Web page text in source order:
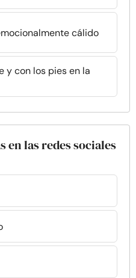
cálido
y con los pies en la
en las redes sociales